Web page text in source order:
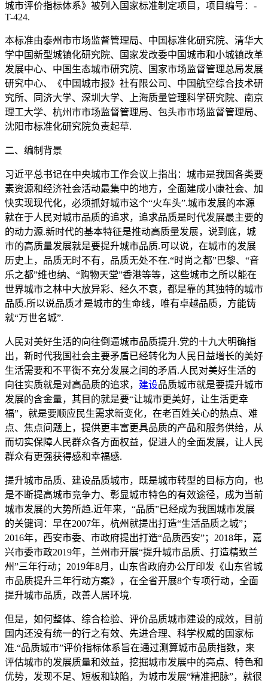
城市评价指标体系》被列入国家标准制定项目，项目编号：-
T-424.
本标准由泰州市市场监督管理局、中国标准化研究院、清华大
学中国新型城镇化研究院、国家发改委中国城市和小城镇改革
发展中心、中国生态城市研究院、国家市场监督管理总局发展
研究中心、《中国城市报》社有限公司、中国航空综合技术研
究所、同济大学、深圳大学、上海质量管理科学研究院、南京
理工大学、杭州市市场监督管理局、包头市市场监督管理局、
沈阳市标准化研究院负责起草.
二、编制背景
习近平总书记在中央城市工作会议上指出：城市是我国各类要
素资源和经济社会活动最集中的地方，全面建成小康社会、加
快实现现代化，必须抓好城市这个“火车头”.城市发展的本源
就在于人民对城市品质的追求，追求品质是时代发展最主要的
的动力源.新时代的基本特征是推动高质量发展，说到底，城
市的高质量发展就是要提升城市品质.可以说，在城市的发展
历史上，品质无时不有，品质无处不在.“时尚之都”巴黎、“音
乐之都”维也纳、“购物天堂”香港等等，这些城市之所以能在
世界城市之林中大放异彩、经久不衰，都是靠的其独特的城市
品质.所以说品质才是城市的生命线，唯有卓越品质，方能铸
就“万世名城”.
人民对美好生活的向往倒逼城市品质提升.党的十九大明确指
出，新时代我国社会主要矛盾已经转化为人民日益增长的美好
生活需要和不平衡不充分发展之间的矛盾.人民对美好生活的
向往实质就是对高品质的追求， 建设品质城市就是要提升城市
发展的含金量，其目的就是要“让城市更美好，让生活更幸
福”，就是要顺应民生需求新变化，在老百姓关心的热点、难
点、焦点问题上，提供更丰富更具品质的产品和服务供给，从
而切实保障人民群众各方面权益，促进人的全面发展，让人民
群众有更强获得感和幸福感.
提升城市品质、建设品质城市，既是城市转型的目标方向，也
是不断提高城市竞争力、彰显城市特色的有效途径，成为当前
城市发展的大势所趋.近年来，“品质”已经成为我国城市发展
的关键词：早在2007年，杭州就提出打造“生活品质之城”；
2016年，西安市委、市政府提出打造“品质西安”；2018年，嘉
兴市委市政2019年，兰州市开展“提升城市品质、打造精致兰
州”三年行动；2019年8月，山东省政府办公厅印发《山东省城
市品质提升三年行动方案》，在全省开展8个专项行动，全面
提升城市品质，改善人居环境.
但是，如何整体、综合检验、评价品质城市建设的成效，目前
国内还没有统一的行之有效、先进合理、科学权威的国家标
准.“品质城市”评价指标体系旨在通过测算城市品质指数，来
评估城市的发展质量和效益，挖掘城市发展中的亮点、特色和
优势，发现不足、短板和缺陷，为城市发展“精准把脉”，就很